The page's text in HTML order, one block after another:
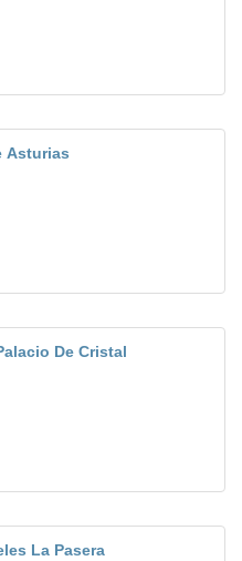
Asturias
De Cristal
La Pasera